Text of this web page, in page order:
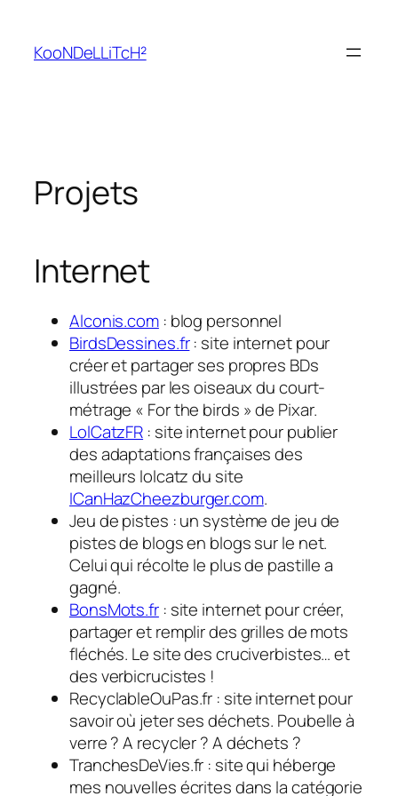
contenu
KooNDeLLiTcH²
Projets
Internet
Alconis.com: blog personnel
BirdsDessines.fr: site internet pour
créer et partager ses propres BDs
illustrées par les oiseaux du court-
métrage « For the birds » de Pixar.
LolCatzFR : site internet pour publier
des adaptations françaises des
meilleurs lolcatz du site
ICanHazCheezburger.com.
Jeu de pistes : un système de jeu de
pistes de blogs en blogs sur le net.
Celui qui récolte le plus de pastille a
gagné.
BonsMots.fr: site internet pour créer,
partager et remplir des grilles de mots
fléchés. Le site des cruciverbistes… et
des verbicrucistes !
RecyclableOuPas.fr : site internet pour
savoir où jeter ses déchets. Poubelle à
verre ? A recycler ? A déchets ?
TranchesDeVies.fr : site qui héberge
mes nouvelles écrites dans la catégorie